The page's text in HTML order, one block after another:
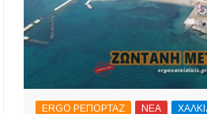
ERGO ΡΕΠΟΡΤΑΖ ΝΕΑ